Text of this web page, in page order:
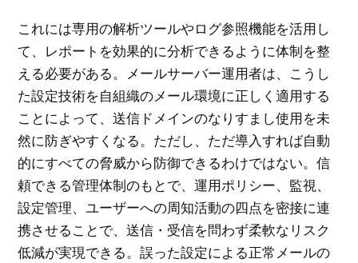
これには専用の解析ツールやログ参照機能を活用し
て、レポートを効果的に分析できるように体制を整
える必要がある。メールサーバー運用者は、こうし
た設定技術を自組織のメール環境に正しく適用する
ことによって、送信ドメインのなりすまし使用を未
然に防ぎやすくなる。ただし、ただ導入すれば自動
的にすべての脅威から防御できるわけではない。信
頼できる管理体制のもとで、運用ポリシー、監視、
設定管理、ユーザーへの周知活動の四点を密接に連
携させることで、送信・受信を問わず柔軟なリスク
低減が実現できる。誤った設定による正常メールの